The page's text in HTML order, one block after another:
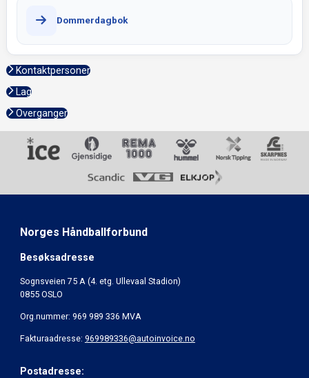
Dommerdagbok
Kontaktpersoner
Lag
Overganger
Norges Håndballforbund
Besøksadresse
Sognsveien 75 A (4. etg. Ullevaal Stadion)
0855 OSLO
Org.nummer: 969 989 336 MVA
Fakturaadresse: 969989336@autoinvoice.no
Postadresse: